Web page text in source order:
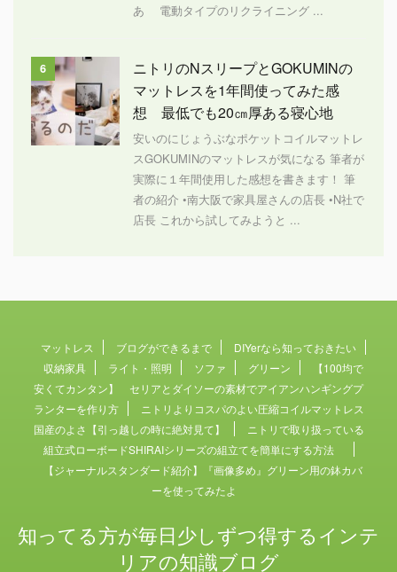
あ 電動タイプのリクライニング ...
6
ニトリのNスリープとGOKUMINの
マットレスを1年間使ってみた感
想 最低でも20㎝厚ある寝心地
安いのにじょうぶなポケットコイルマットレ
スGOKUMINのマットレスが気になる 筆者が
実際に１年間使用した感想を書きます！ 筆
者の紹介 •南大阪で家具屋さんの店長 •N社で
店長 これから試してみようと ...
マットレス ブログができるまで
DIYerなら知っておきたい
収納家具
ライト・照明 ソファ グリーン
【100均で
安くてカンタン】 セリアとダイソーの素材でアイアンハンギングプ
ランターを作り方
ニトリよりコスパのよい圧縮コイルマットレス
国産のよさ【引っ越しの時に絶対見て】
ニトリで取り扱っている
組立式ローボードSHIRAIシリーズの組立てを簡単にする方法
【ジャーナルスタンダード紹介】『画像多め』グリーン用の鉢カバ
ーを使ってみたよ
知ってる方が毎日少しずつ得するインテ
リアの知識ブログ